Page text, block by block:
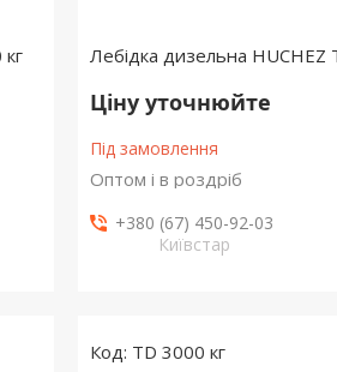
Лебідка дизельна HUCHEZ
Ціну уточнюйте
Під замовлення
Оптом і в роздріб
+380 (67) 450-92-03
Київстар
TD 3000 кг